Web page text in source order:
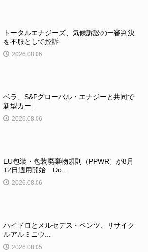
トータルエナジーズ、気候訴訟の一審判決
を不服として控訴
2026.08.06
ベラ、S&Pグローバル・エナジーと共同で
新型カー...
2026.08.06
EU包装・包装廃棄物規則（PPWR）が8月
12日適用開始 Do...
2026.08.06
ハイドロとメルセデス・ベンツ、リサイク
ルアルミニウ...
2026.08.05